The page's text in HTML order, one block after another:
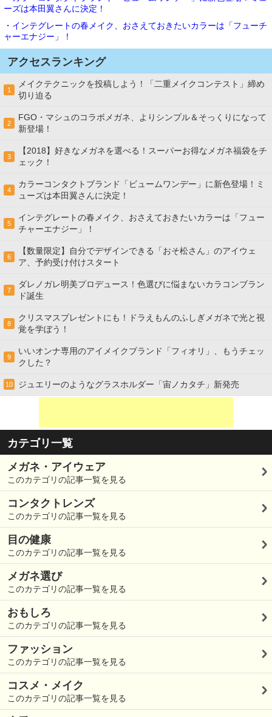
ーズは本田翼さんに決定！
・インテグレートの春メイク、おさえておきたいカラーは「フューチ
ャーエナジー」！
アクセスランキング
1
メイクテクニックを投稿しよう！「二重メイクコンテスト」締め
切り迫る
2
FGO・マシュのコラボメガネ、よりシンプル＆そっくりになって
新登場！
3
【2018】好きなメガネを選べる！スーパーお得なメガネ福袋をチ
ェック！
4
カラーコンタクトブランド「ビュームワンデー」に新色登場！ミ
ューズは本田翼さんに決定！
5
インテグレートの春メイク、おさえておきたいカラーは「フュー
チャーエナジー」！
6
【数量限定】自分でデザインできる「おそ松さん」のアイウェ
ア、予約受け付けスタート
7
ダレノガレ明美プロデュース！色選びに悩まないカラコンブラン
ド誕生
8
クリスマスプレゼントにも！ドラえもんのふしぎメガネで光と視
覚を学ぼう！
9
いいオンナ専用のアイメイクブランド「フィオリ」、もうチェッ
クした？
10 ジュエリーのようなグラスホルダー「宙ノカタチ」新発売
カテゴリ一覧
メガネ・アイウェア
このカテゴリの記事一覧を見る
コンタクトレンズ
このカテゴリの記事一覧を見る
目の健康
このカテゴリの記事一覧を見る
メガネ選び
このカテゴリの記事一覧を見る
おもしろ
このカテゴリの記事一覧を見る
ファッション
このカテゴリの記事一覧を見る
コスメ・メイク
このカテゴリの記事一覧を見る